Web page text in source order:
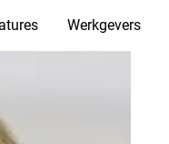
Werkgevers